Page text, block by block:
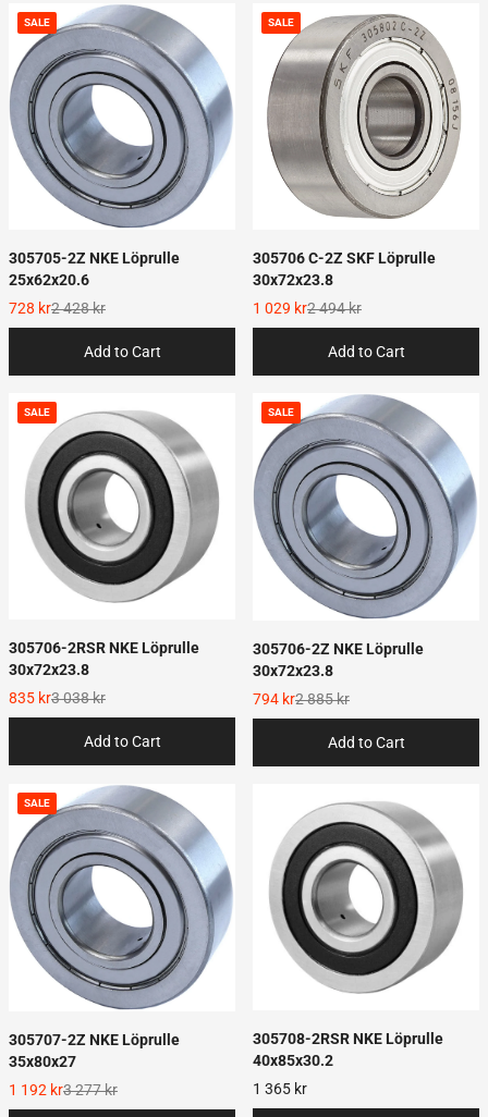
SALE
305705-2Z NKE Löprulle
25x62x20.6
728 kr2 428 kr
Add to Cart
SALE
305706 C-2Z SKF Löprulle
30x72x23.8
1 029 kr2 494 kr
Add to Cart
SALE
305706-2RSR NKE Löprulle
30x72x23.8
835 kr3 038 kr
Add to Cart
SALE
305706-2Z NKE Löprulle
30x72x23.8
794 kr2 885 kr
Add to Cart
SALE
305707-2Z NKE Löprulle
35x80x27
1 192 kr3 277 kr
305708-2RSR NKE Löprulle
40x85x30.2
1 365 kr